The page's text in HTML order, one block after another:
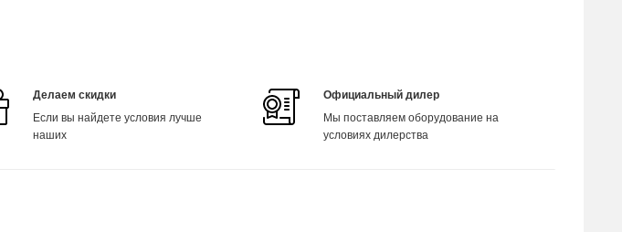
Делаем скидки
Если вы найдете условия лучше
наших
Официальный дилер
Мы поставляем оборудование на
условиях дилерства